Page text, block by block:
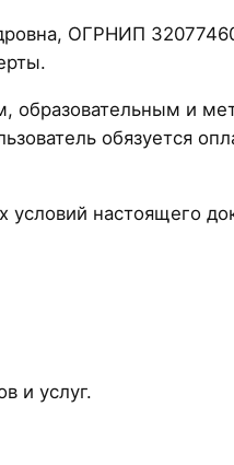
ОГРНИП
образовательным и
обязуется
настоящего
и услуг.